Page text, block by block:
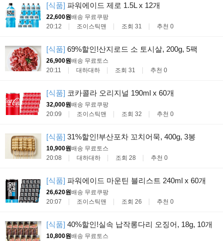
[식품] 파워에이드 제로 1.5L x 12개
22,600원배송 무료쿠팡
20:12
조이스틱맨 조회 31 추천 0
[식품] 69%할인!산지로드 소 토시살, 200g, 5팩
26,900원배송 무료토스
20:11
대하대하 조회 31 추천 0
[식품] 코카콜라 오리지널 190ml x 60개
32,000원배송 무료쿠팡
20:09
조이스틱맨 조회 32 추천 0
[식품] 31%할인!부산포차 꼬치어묵, 400g, 3봉
10,900원배송 무료토스
20:08
대하대하 조회 28 추천 0
[식품] 파워에이드 마운틴 블리스트 240ml x 60개
26,620원배송 무료쿠팡
20:07
조이스틱맨 조회 26 추천 0
[식품] 40%할인!실속 납작롱다리 오징어, 18g, 10개
10,800원배송 무료토스